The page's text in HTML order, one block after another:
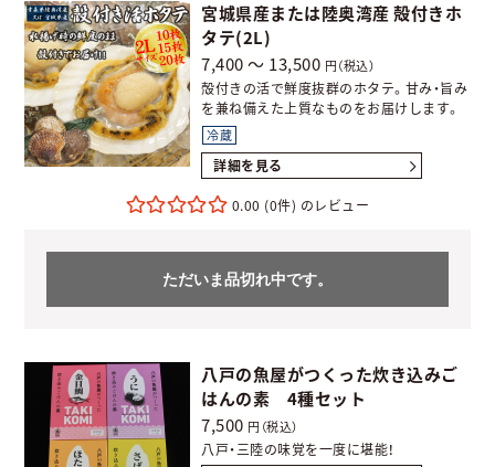
宮城県産または陸奥湾産 殻付きホ
タテ(2L)
7,400 ～ 13,500 円（税込）
殻付きの活で鮮度抜群のホタテ。甘み・旨み
を兼ね備えた上質なものをお届けします。
冷蔵
詳細を見る
0.00 (0件)
ただいま品切れ中です。
八戸の魚屋がつくった炊き込みご
はんの素 4種セット
7,500 円（税込）
八戸・三陸の味覚を一度に堪能！